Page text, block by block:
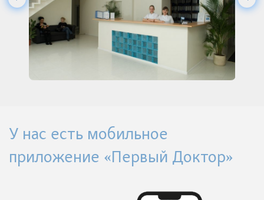
У нас есть мобильное
приложение «Первый Доктор»